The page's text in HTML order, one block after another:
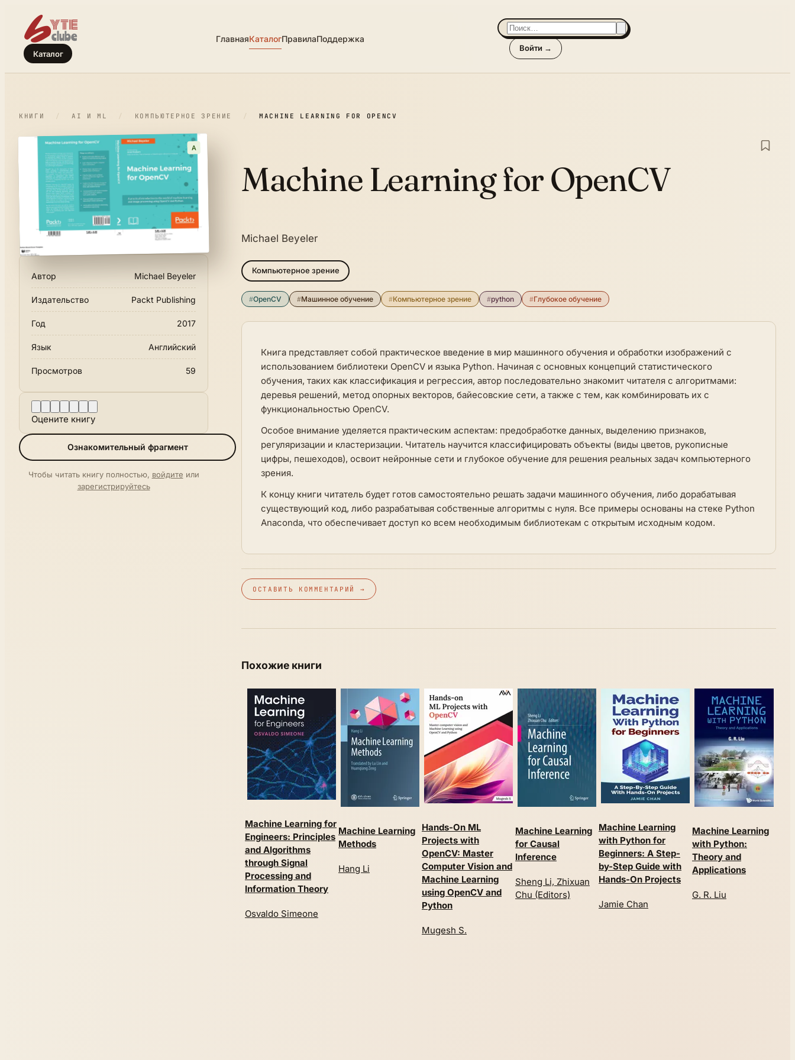
Каталог
ГлавнаяКаталогПравилаПоддержка
Войти →
КНИГИ / AI И ML / КОМПЬЮТЕРНОЕ ЗРЕНИЕ / MACHINE LEARNING FOR OPENCV
A
Автор Michael Beyeler
Издательство Packt Publishing
Год 2017
Язык Английский
Просмотров 59
Оцените книгу
Ознакомительный фрагмент
Чтобы читать книгу полностью, войдите или
зарегистрируйтесь
Machine Learning for OpenCV
Michael Beyeler
Компьютерное зрение
#OpenCV #Машинное обучение #Компьютерное зрение #python #Глубокое обучение
Книга представляет собой практическое введение в мир машинного обучения и обработки изображений с
использованием библиотеки OpenCV и языка Python. Начиная с основных концепций статистического
обучения, таких как классификация и регрессия, автор последовательно знакомит читателя с алгоритмами:
деревья решений, метод опорных векторов, байесовские сети, а также с тем, как комбинировать их с
функциональностью OpenCV.
Особое внимание уделяется практическим аспектам: предобработке данных, выделению признаков,
регуляризации и кластеризации. Читатель научится классифицировать объекты (виды цветов, рукописные
цифры, пешеходов), освоит нейронные сети и глубокое обучение для решения реальных задач компьютерного
зрения.
К концу книги читатель будет готов самостоятельно решать задачи машинного обучения, либо дорабатывая
существующий код, либо разрабатывая собственные алгоритмы с нуля. Все примеры основаны на стеке Python
Anaconda, что обеспечивает доступ ко всем необходимым библиотекам с открытым исходным кодом.
ОСТАВИТЬ КОММЕНТАРИЙ →
Похожие книги
Machine Learning for
Engineers: Principles
and Algorithms
through Signal
Processing and
Information Theory
Osvaldo Simeone
Machine Learning
Methods
Hang Li
Hands-On ML
Projects with
OpenCV: Master
Computer Vision and
Machine Learning
using OpenCV and
Python
Mugesh S.
Machine Learning
for Causal
Inference
Sheng Li, Zhixuan
Chu (Editors)
Machine Learning
with Python for
Beginners: A Step-
by-Step Guide with
Hands-On Projects
Jamie Chan
Machine Learning
with Python:
Theory and
Applications
G. R. Liu